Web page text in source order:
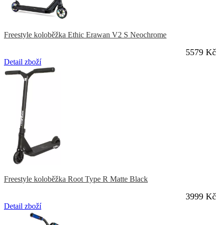
Freestyle koloběžka Ethic Erawan V2 S Neochrome
5579 Kč
Detail zboží
Freestyle koloběžka Root Type R Matte Black
3999 Kč
Detail zboží